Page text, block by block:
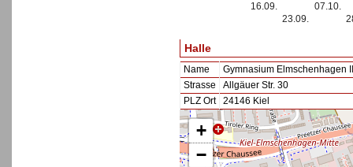
16.09.
23.09.
07.10.
Halle
Name
Gymnasium Elmschenhagen II
Strasse
Allgäuer Str. 30
PLZ Ort
24146 Kiel
+
−